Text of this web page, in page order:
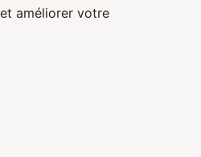
améliorer votre